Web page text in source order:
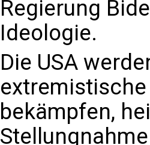
Regierung
Ideologie.
Die USA
extremistische
bekämpfen,